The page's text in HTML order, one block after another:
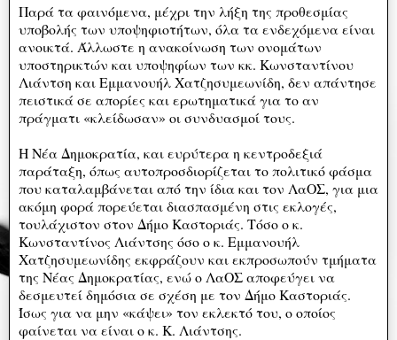
Παρά τα φαινόμενα, μέχρι την λήξη της προθεσμίας
υποβολής των υποψηφιοτήτων, όλα τα ενδεχόμενα είναι
ανοικτά. Άλλωστε η ανακοίνωση των ονομάτων
υποστηρικτών και υποψηφίων των κκ. Κωνσταντίνου
Λιάντση και Εμμανουήλ Χατζησυμεωνίδη, δεν απάντησε
πειστικά σε απορίες και ερωτηματικά για το αν
πράγματι «κλείδωσαν» οι συνδυασμοί τους.
Η Νέα Δημοκρατία, και ευρύτερα η κεντροδεξιά
παράταξη, όπως αυτοπροσδιορίζεται το πολιτικό φάσμα
που καταλαμβάνεται από την ίδια και τον ΛαΟΣ, για μια
ακόμη φορά πορεύεται διασπασμένη στις εκλογές,
τουλάχιστον στον Δήμο Καστοριάς. Τόσο ο κ.
Κωνσταντίνος Λιάντσης όσο ο κ. Εμμανουήλ
Χατζησυμεωνίδης εκφράζουν και εκπροσωπούν τμήματα
της Νέας Δημοκρατίας, ενώ ο ΛαΟΣ αποφεύγει να
δεσμευτεί δημόσια σε σχέση με τον Δήμο Καστοριάς.
Ίσως για να μην «κάψει» τον εκλεκτό του, ο οποίος
φαίνεται να είναι ο κ. Κ. Λιάντσης.